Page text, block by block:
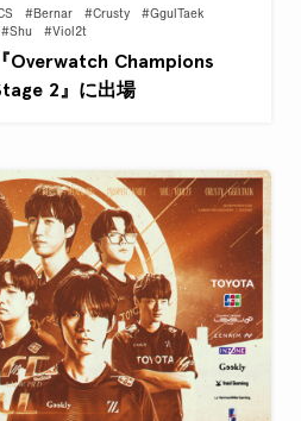
#Bernar #Crusty
#GgulTaek
#Shu #Viol2t
Overwatch Champions
2』に出場